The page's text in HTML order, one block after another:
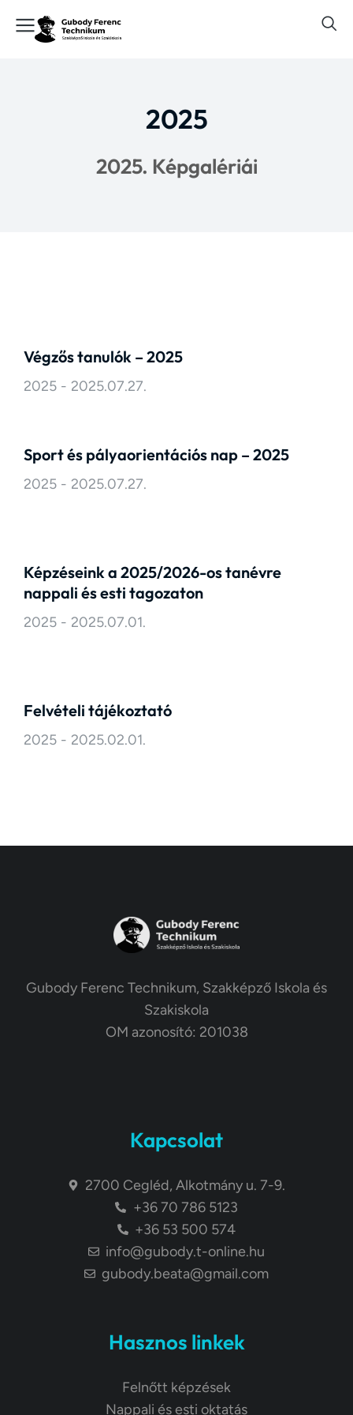
2025
2025. Képgalériái
Végzős tanulók – 2025
2025 2025.07.27.
Sport és pályaorientációs nap – 2025
2025 2025.07.27.
Képzéseink a 2025/2026-os tanévre
nappali és esti tagozaton
2025 2025.07.01.
Felvételi tájékoztató
2025 2025.02.01.
Gubody Ferenc Technikum, Szakképző Iskola és
Szakiskola
OM azonosító: 201038
Kapcsolat
2700 Cegléd, Alkotmány u. 7-9.
+36 70 786 5123
+36 53 500 574
info@gubody.t-online.hu
gubody.beata@gmail.com
Hasznos linkek
Felnőtt képzések
Nappali és esti oktatás